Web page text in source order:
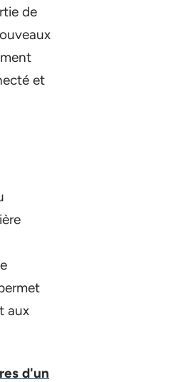
de
et
aux
d'un